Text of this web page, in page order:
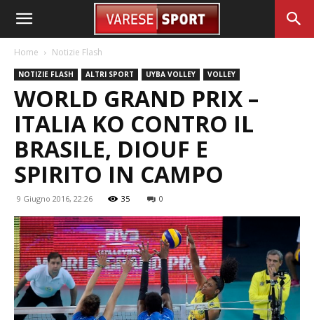
Home Notizie Flash
NOTIZIE FLASH ALTRI SPORT UYBA VOLLEY VOLLEY
WORLD GRAND PRIX –
ITALIA KO CONTRO IL
BRASILE, DIOUF E
SPIRITO IN CAMPO
9 Giugno 2016, 22:26 35 0